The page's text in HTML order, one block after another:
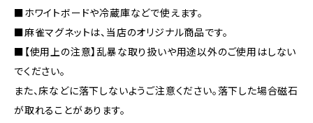
■ホワイトボードや冷蔵庫などで使えます。
■麻雀マグネットは、当店のオリジナル商品です。
■【使用上の注意】乱暴な取り扱いや用途以外のご使用はしない
でください。
また、床などに落下しないようご注意ください。落下した場合磁石
が取れることがあります。